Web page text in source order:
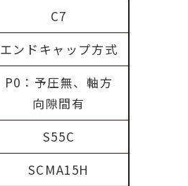
C7
エンドキャップ方式
P0：予圧無、軸方
向隙間有
S55C
SCMA15H